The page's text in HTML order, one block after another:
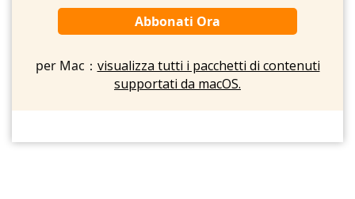
Abbonati Ora
per Mac： visualizza tutti i pacchetti di contenuti
supportati da macOS.